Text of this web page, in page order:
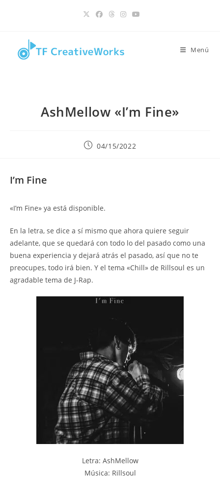
Menú
AshMellow «I’m Fine»
Publicación
04/15/2022
I’m Fine
«I’m Fine» ya está disponible.
En la letra, se dice a sí mismo que ahora quiere seguir
adelante, que se quedará con todo lo del pasado como una
buena experiencia y dejará atrás el pasado, así que no te
preocupes, todo irá bien. Y el tema «Chill» de Rillsoul es un
agradable tema de J-Rap.
Letra: AshMellow
Música: Rillsoul